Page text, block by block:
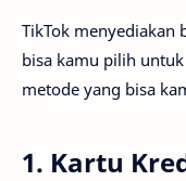
TikTok menyediakan
bisa kamu pilih
metode yang bisa
1. Kartu